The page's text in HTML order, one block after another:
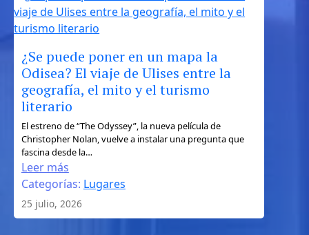
independiente
¿Se puede poner en un mapa la
Odisea? El viaje de Ulises entre la
geografía, el mito y el turismo
literario
El estreno de “The Odyssey”, la nueva película de
Christopher Nolan, vuelve a instalar una pregunta que
fascina desde la…
Leer más
:
¿Se
puede
poner
un
Categorías: Lugares
25 julio, 2026